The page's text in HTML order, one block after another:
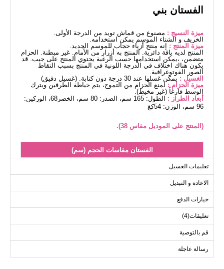
الفستان بني
ميزة النسيج : مصنوع من قماش تويد من الدرجة الأولى.
الخريف و الشتاء الموسم يمكن استخدامه.
ميزة المنتج : إنه منتج أزياء حجاب للموسم الجديد.
المنتج لديه ياقة دائرية. المنتج به أزرار من الأمام. غير مبطنة. الحزام
متضمن، ،يمكن استخدامها حسب الرغبة يحتوي المنتج على جيب. قد
يكون هناك اختلاف في الدرجة اللونية في المنتج بسبب التقاط
الصور الفوتوغرافية.
الغسيل : يمكن غسلها عند 30 درجة دون كتابة. (غسيل دقيق)
ميزة الحزام : لمنع الحزام من التموج، يتم خياطة الطرفين ويترك
الوسط فارغاً (غير مخيط).
أبعاد الطراز :
الطول: 165 سم، الصدر: 80 سم، الخصر68، الوركين:
96 سم، الوزن: 54كغ
(المنتج على الموديل مقاس 38).
الفستان مقاسات الحجم (سم)
الحجم
40
100
92
133
42
44
46
48
116
108
133
تعليمات الغسيل
الاعادة و التبديل
خيارات الدفع
تعليقات(4)
قم بالتوصية
رسالة عاجلة